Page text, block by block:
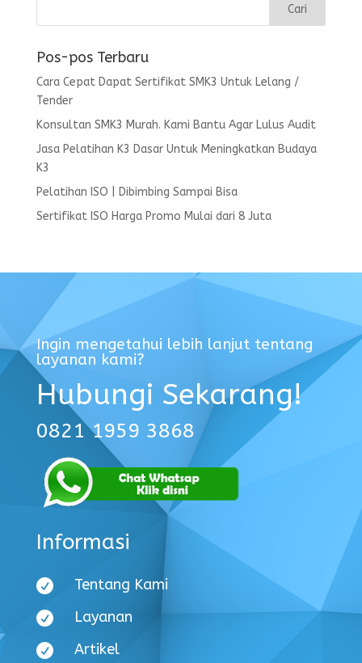
Pos-pos Terbaru
Cara Cepat Dapat Sertifikat SMK3 Untuk Lelang /
Tender
Konsultan SMK3 Murah. Kami Bantu Agar Lulus Audit
Jasa Pelatihan K3 Dasar Untuk Meningkatkan Budaya
K3
Pelatihan ISO | Dibimbing Sampai Bisa
Sertifikat ISO Harga Promo Mulai dari 8 Juta
Ingin mengetahui lebih lanjut tentang
layanan kami?
Hubungi Sekarang!
0821 1959 3868
Informasi
 Tentang Kami
 Layanan
 Artikel